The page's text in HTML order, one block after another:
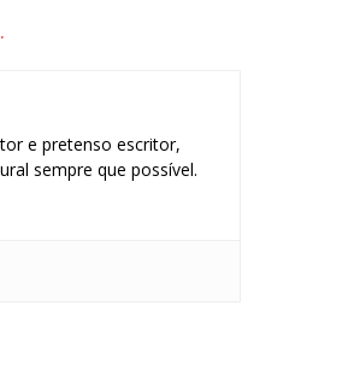
e pretenso escritor,
sempre que possível.